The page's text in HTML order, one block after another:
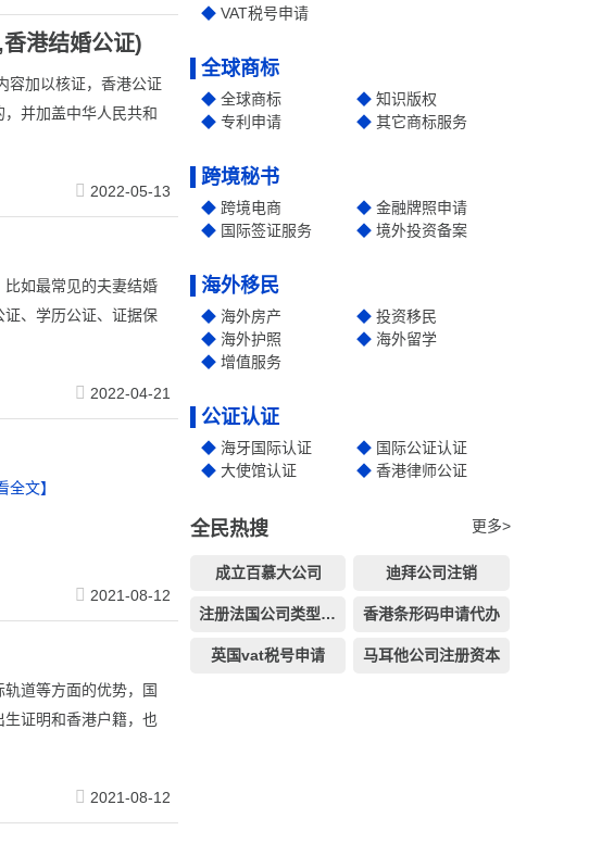
港结婚公证)
容加以核证，香港公证
并加盖中华人民共和
2022-05-13
如最常见的夫妻结婚
、学历公证、证据保
2022-04-21
全文】
2021-08-12
道等方面的优势，国
证明和香港户籍，也
2021-08-12
VAT税号申请
全球商标
全球商标
知识版权
专利申请
其它商标服务
跨境秘书
跨境电商
金融牌照申请
国际签证服务
境外投资备案
海外移民
海外房产
投资移民
海外护照
海外留学
增值服务
公证认证
海牙国际认证
国际公证认证
大使馆认证
香港律师公证
全民热搜 更多>
成立百慕大公司 迪拜公司注销
注册法国公司类型选择 香港条形码申请代办
英国vat税号申请 马耳他公司注册资本